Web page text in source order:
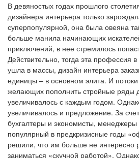
В девяностых годах прошлого
дизайнера интерьера только
суперпопулярной, она была овеяна
больше манила начинающих
приключений, в нее стремилось
Действительно, тогда эта профессия
ушла в массы, дизайн интерьера
единицы – в основном элита. И
желающих пополнить стройные ряды
увеличивалось с каждым годом.
увеличивалось и предложение. За
бухгалтеры и экономисты,
популярный в предкризисные годы
решили, что им больше не интересно
заниматься «скучной работой».